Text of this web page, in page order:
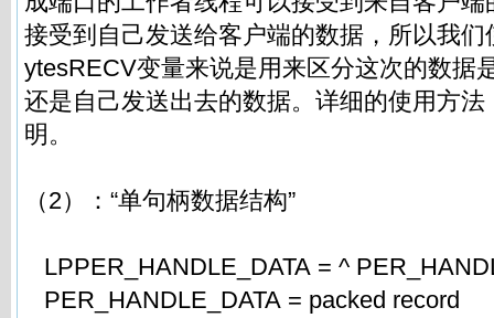
接受到自己发送给客户端的数据，所以我
ytesRECV变量来说是用来区分这次的数据
还是自己发送出去的数据。详细的使用方
明。
（2）：“单句柄数据结构”
LPPER_HANDLE_DATA = ^
PER_HANDLE_DATA = packed record